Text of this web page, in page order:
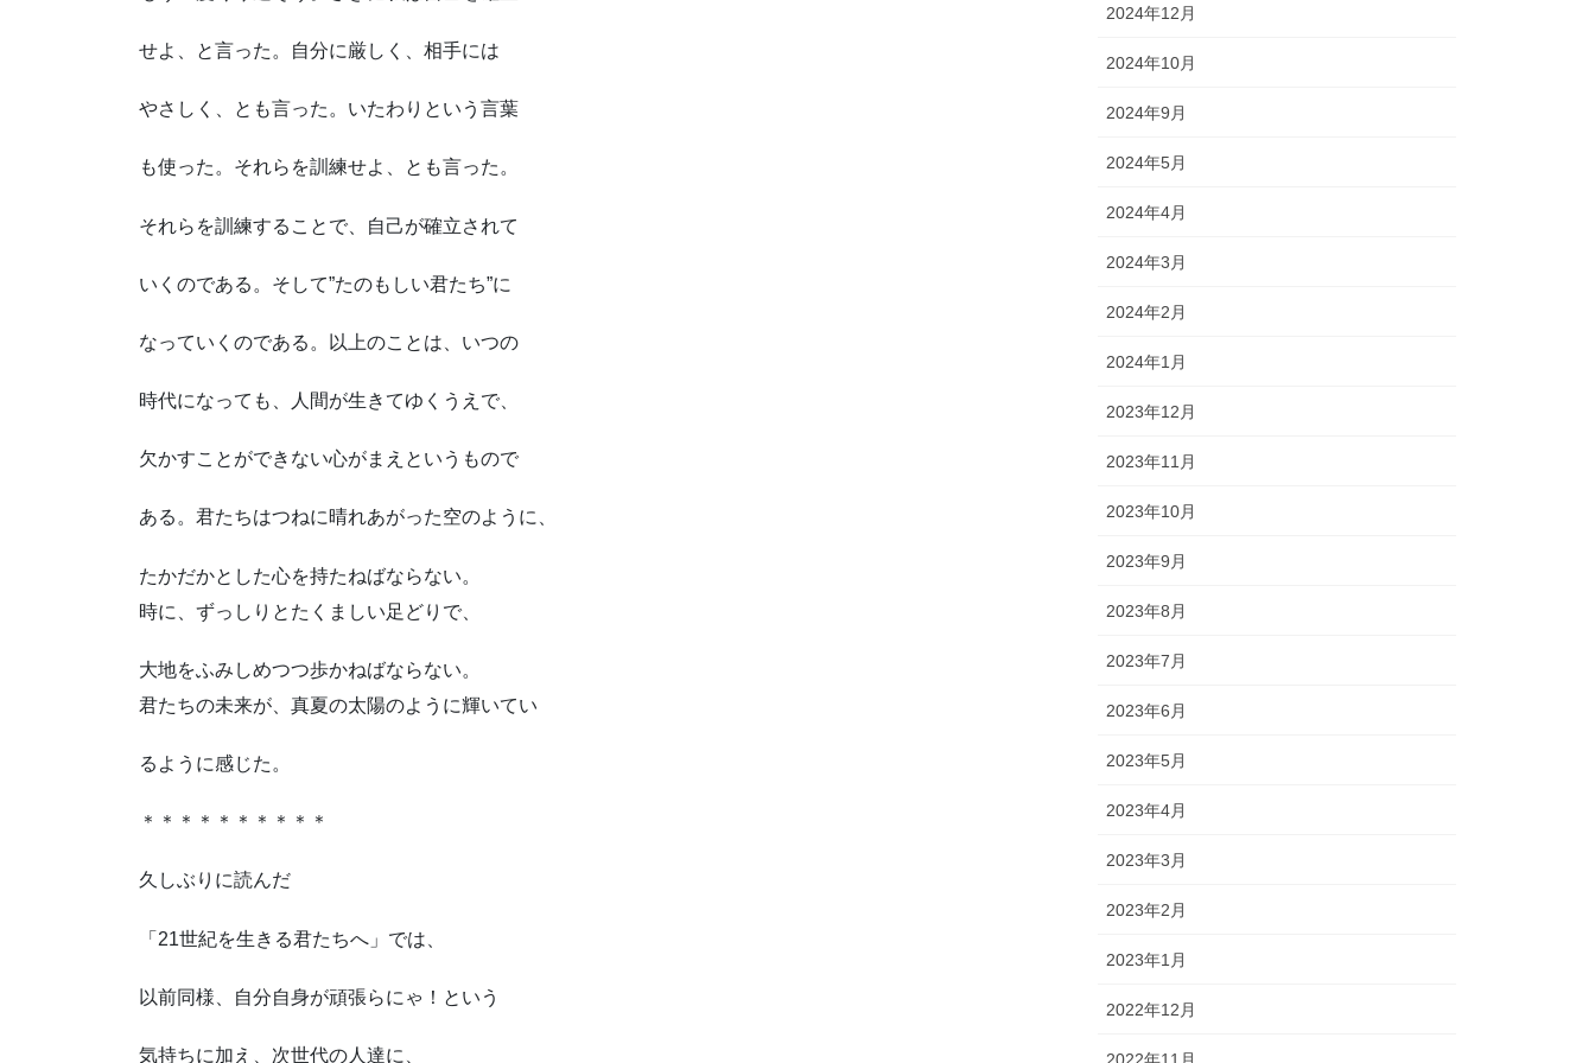
せよ、と言った。自分に厳しく、相手には
やさしく、とも言った。いたわりという言葉
も使った。それらを訓練せよ、とも言った。
それらを訓練することで、自己が確立されて
いくのである。そして”たのもしい君たち”に
なっていくのである。以上のことは、いつの
時代になっても、人間が生きてゆくうえで、
欠かすことができない心がまえというもので
ある。君たちはつねに晴れあがった空のように、
たかだかとした心を持たねばならない。
時に、ずっしりとたくましい足どりで、
大地をふみしめつつ歩かねばならない。
君たちの未来が、真夏の太陽のように輝いてい
るように感じた。
＊＊＊＊＊＊＊＊＊＊
久しぶりに読んだ
「21世紀を生きる君たちへ」では、
以前同様、自分自身が頑張らにゃ！という
気持ちに加え、次世代の人達に、
2024年12月
2024年10月
2024年9月
2024年5月
2024年4月
2024年3月
2024年2月
2024年1月
2023年12月
2023年11月
2023年10月
2023年9月
2023年8月
2023年7月
2023年6月
2023年5月
2023年4月
2023年3月
2023年2月
2023年1月
2022年12月